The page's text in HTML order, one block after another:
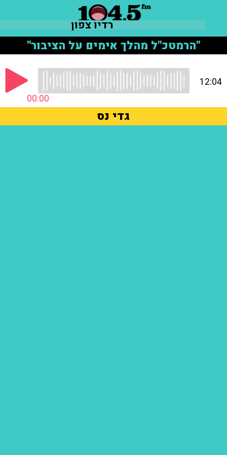
רדיו צפון
"הרמטכ"ל מהלך אימים על הציבור"
00:00
12:04
גדי נס